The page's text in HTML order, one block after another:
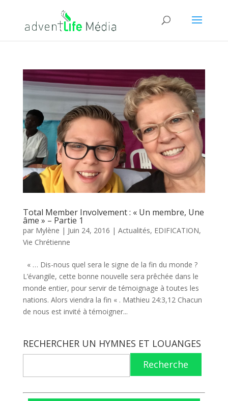
Total Member Involvement : « Un membre, Une
âme » – Partie 1
par Mylène | Juin 24, 2016 | Actualités, EDIFICATION,
Vie Chrétienne
« … Dis-nous quel sera le signe de la fin du monde ?
L’évangile, cette bonne nouvelle sera prêchée dans le
monde entier, pour servir de témoignage à toutes les
nations. Alors viendra la fin « . Mathieu 24:3,12 Chacun
de nous est invité à témoigner...
RECHERCHER UN HYMNES ET LOUANGES
Recherche